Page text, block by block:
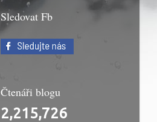
Sledovat Fb
Čtenáři blogu
2,215,726